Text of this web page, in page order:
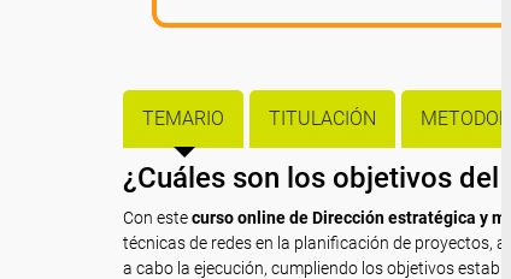
TEMARIO TITULACIÓN
¿Cuáles son los objetivos del
Con estecurso online de Dirección estratégica y
técnicas de redes en la planificación de proyectos,
a cabo la ejecución, cumpliendo los objetivos